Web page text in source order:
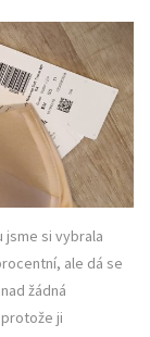
jsme si vybrala
ale dá se
žádná
ji